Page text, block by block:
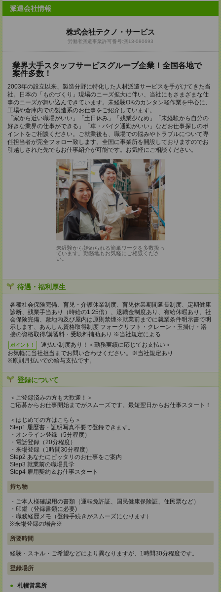
派遣会社情報
株式会社テクノ・サービス
労働者派遣事業許可番号:派13-080693
業界大手スタッフサービスグループ企業！全国各地で
案件多数！
2003年の設立以来、製造分野に特化した人材派遣サービスを手がけてきた当
社。日本の「ものづくり」現場のニーズ拡大に伴い、当社にもさまざまな仕
事のニーズが舞い込んできています。未経験OKのカンタン軽作業を中心に、
工場や倉庫内での製造系のお仕事をご紹介しています。
「家から近い職場がいい」「土日休み」「残業少なめ」「未経験から自分の
好きな業界の仕事ができる」「車・バイク通勤がいい」などお仕事探しのポ
イントをご相談ください。ご就業後も、職場での悩みやトラブルについて専
任担当者が完全フォロー致します。全国に事業所を開設しておりますのでお
引越しされた先でもお仕事紹介が可能です。お気軽にご相談ください。
未経験から始められる簡単ワークを多数扱っ
ています。勤務地もお気軽にご相談くださ
い。
待遇・福利厚生
各種社会保険完備、育児・介護休業制度、育児休業期間延長制度、定期健康
診断、残業手当あり（時給の1.25倍）、退職金制度あり、有給休暇あり、社
会保険完備、敷地内及び屋内は原則禁煙※就業前までに就業条件明示書で明
示します、あんしん資格取得制度 フォークリフト・クレーン・玉掛け・溶
接の資格取得/講習料・受験料補助あり ※当社規定による
ポイント！
速払い制度あり！＜勤務実績に応じてお支払い＞
お気軽に当社担当までお問い合わせください。※当社規定あり
※原則月払いでの給与支払です。
登録について
＜ご登録済みの方も大歓迎！＞
ご応募からお仕事開始までがスムーズです。最短翌日からお仕事スタート！
＜はじめての方はこちら＞
Step1 履歴書・証明写真不要で登録できます。
・オンライン登録（5分程度）
・電話登録（20分程度）
・来場登録（1時間30分程度）
Step2 あなたにピッタリのお仕事をご案内
Step3 就業前の職場見学
Step4 雇用契約＆お仕事スタート
持ち物
・ご本人様確認用の書類（運転免許証、国民健康保険証、住民票など）
・印鑑（登録書類に必要)
・職務経歴メモ（登録手続きがスムーズになります）
※来場登録の場合※
所要時間
経験・スキル・ご希望などにより異なりますが、1時間30分程度です。
登録場所
札幌営業所